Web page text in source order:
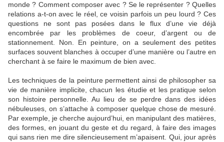
monde ? Comment composer avec ? Se le représenter ? Quelles
relations a-t-on avec le réel, ce voisin parfois un peu lourd ? Ces
questions ne sont pas posées dans le flux d’une vie déjà
encombrée par les problèmes de coeur, d’argent ou de
stationnement. Non. En peinture, on a seulement des petites
surfaces souvent blanches à occuper d’une manière ou l’autre en
cherchant à se faire le maximum de bien avec.
Les techniques de la peinture permettent ainsi de philosopher sa
vie de manière implicite, chacun les étudie et les pratique selon
son histoire personnelle. Au lieu de se perdre dans des idées
nébuleuses, on s’attache à composer quelque chose de mesuré.
Par exemple, je cherche aujourd’hui, en manipulant des matières,
des formes, en jouant du geste et du regard, à faire des images
qui sans rien me dire silencieusement m’apaisent. Qui, jour après